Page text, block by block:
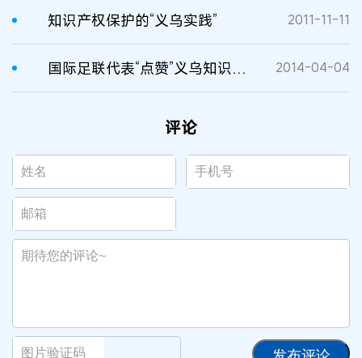
知识产权保护的“义乌实践” 2011-11-11
国际足联代表“点赞”义乌知识产权保护 2014-04-04
评论